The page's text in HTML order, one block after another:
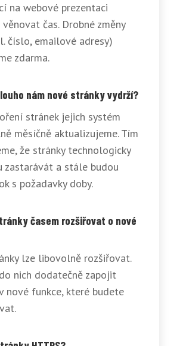
na webové prezentaci
čas. Drobné změny
číslo, emailové adresy)
zdarma.
nám nové stránky vydrží?
stránek jejich systém
měsíčně aktualizujeme. Tím
že stránky technologicky
zastarávát a stále budou
s požadavky doby.
časem rozšiřovat o nové
lze libovolně rozšiřovat.
nich dodatečně zapojit
nové funkce, které budete